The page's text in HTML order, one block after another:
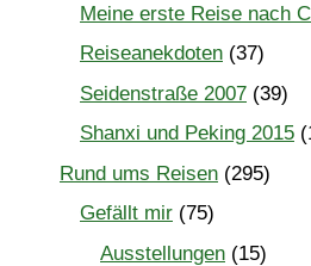
Meine erste Reise nach
Reiseanekdoten (37)
Seidenstraße 2007 (39)
Shanxi und Peking 2015
Rund ums Reisen (295)
Gefällt mir (75)
Ausstellungen (15)